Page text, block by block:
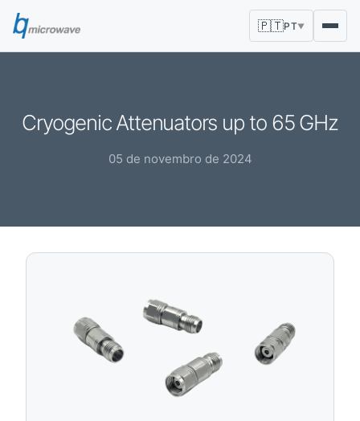
🇵🇹PT▼
Cryogenic Attenuators up to 65 GHz
05 de novembro de 2024